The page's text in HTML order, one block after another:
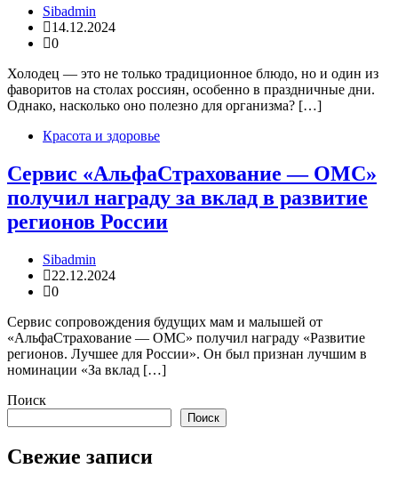
Sibadmin
14.12.2024
0
Холодец — это не только традиционное блюдо, но и один из
фаворитов на столах россиян, особенно в праздничные дни.
Однако, насколько оно полезно для организма? […]
Красота и здоровье
Сервис «АльфаСтрахование — ОМС»
получил награду за вклад в развитие
регионов России
Sibadmin
22.12.2024
0
Сервис сопровождения будущих мам и малышей от
«АльфаСтрахование — ОМС» получил награду «Развитие
регионов. Лучшее для России». Он был признан лучшим в
номинации «За вклад […]
Поиск
Поиск
Свежие записи